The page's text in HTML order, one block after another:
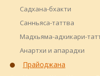
Садхана-бхакти
Санньяса-таттва
Мадхьяма-адхикари-
Анартхи и апарадхи
Прайоджана